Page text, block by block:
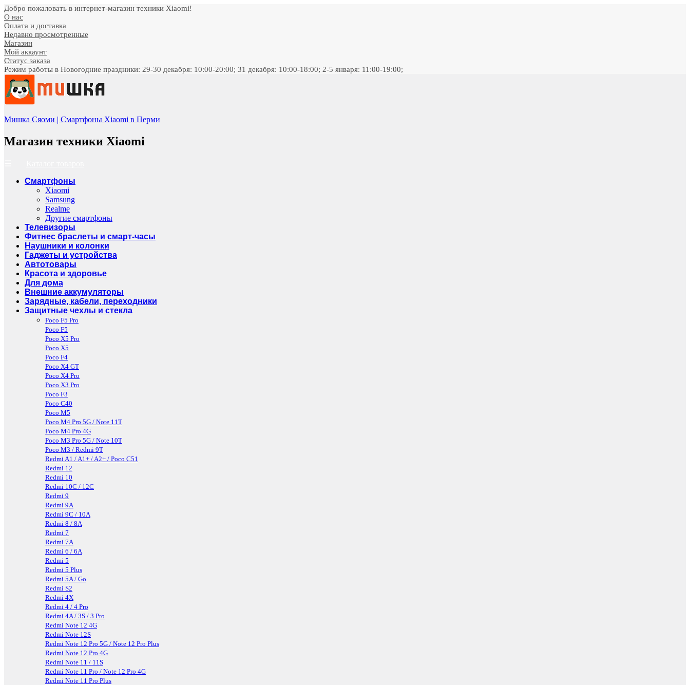
Добро пожаловать в интернет-магазин техники Xiaomi!
О нас
Оплата и доставка
Недавно просмотренные
Магазин
Мой аккаунт
Статус заказа
Режим работы в Новогодние праздники: 29-30 декабря: 10:00-20:00; 31 декабря: 10:00-18:00; 2-5 января: 11:00-19:00;
Мишка Сяоми | Смартфоны Xiaomi в Перми
Магазин техники Xiaomi
Смартфоны
Xiaomi
Samsung
Realme
Другие смартфоны
Телевизоры
Фитнес браслеты и смарт-часы
Наушники и колонки
Гаджеты и устройства
Автотовары
Красота и здоровье
Для дома
Внешние аккумуляторы
Зарядные, кабели, переходники
Защитные чехлы и стекла
Poco F5 Pro
Poco F5
Poco X5 Pro
Poco X5
Poco F4
Poco X4 GT
Poco X4 Pro
Poco X3 Pro
Poco F3
Poco C40
Poco M5
Poco M4 Pro 5G / Note 11T
Poco M4 Pro 4G
Poco M3 Pro 5G / Note 10T
Poco M3 / Redmi 9T
Redmi A1 / A1+ / A2+ / Poco C51
Redmi 12
Redmi 10
Redmi 10C / 12C
Redmi 9
Redmi 9A
Redmi 9C / 10A
Redmi 8 / 8A
Redmi 7
Redmi 7A
Redmi 6 / 6A
Redmi 5
Redmi 5 Plus
Redmi 5A / Go
Redmi S2
Redmi 4X
Redmi 4 / 4 Pro
Redmi 4A / 3S / 3 Pro
Redmi Note 12 4G
Redmi Note 12S
Redmi Note 12 Pro 5G / Note 12 Pro Plus
Redmi Note 12 Pro 4G
Redmi Note 11 / 11S
Redmi Note 11 Pro / Note 12 Pro 4G
Redmi Note 11 Pro Plus